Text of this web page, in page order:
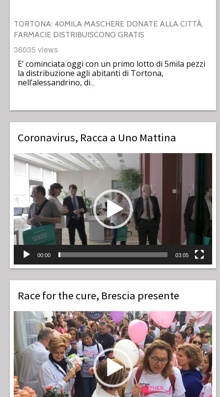
TORTONA: 40MILA MASCHERE DONATE ALLA CITTÀ,
FARMACIE DISTRIBUISCONO GRATIS
36035 views
E’ cominciata oggi con un primo lotto di 5mila pezzi
la distribuzione agli abitanti di Tortona,
nell’alessandrino, di…
Coronavirus, Racca a Uno Mattina
Video
Player
00:00 03:05
Race for the cure, Brescia presente
Video
Player